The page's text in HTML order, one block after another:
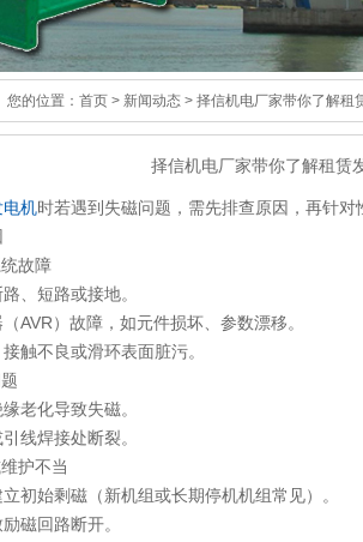
您的位置： 首页 > 新闻动态 > 择信机电厂家带你了解租
择信机电厂家带你了解租赁
电机时若遇到失磁问题，需先排查原因，再针
障
路或接地。
故障，如元件损坏、参数漂移。
良或滑环表面脏污。
导致失磁。
接处断裂。
不当
磁（新机组或长期停机机组常见）
回路断开。